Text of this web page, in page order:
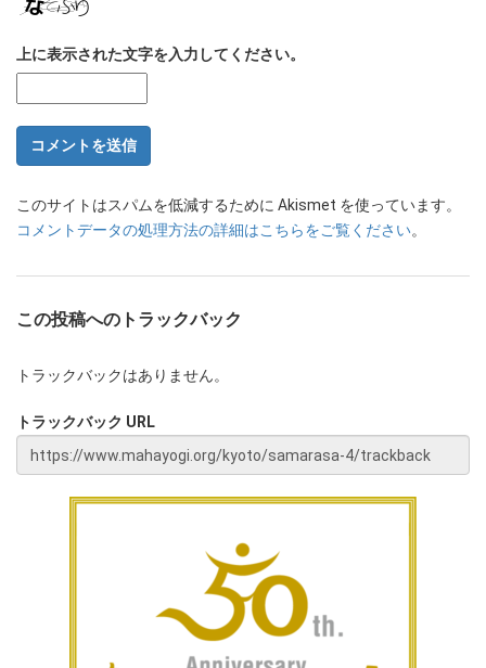
上に表示された文字を入力してください。
このサイトはスパムを低減するために Akismet を使っています。
コメントデータの処理方法の詳細はこちらをご覧ください。
この投稿へのトラックバック
トラックバックはありません。
トラックバック URL